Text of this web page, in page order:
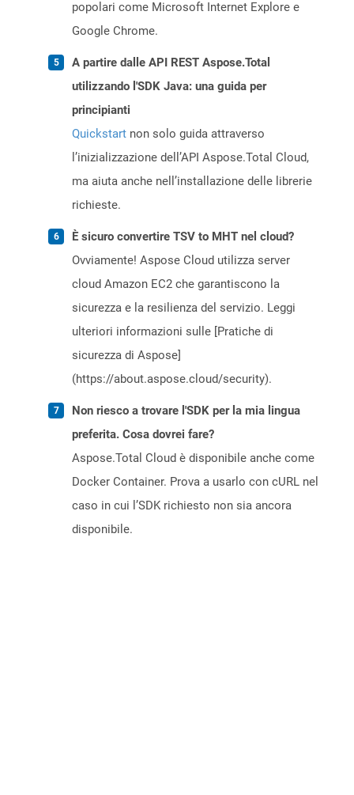
popolari come Microsoft Internet Explore e
Google Chrome.
A partire dalle API REST Aspose.Total
utilizzando l'SDK Java: una guida per
principianti
Quickstart non solo guida attraverso
l’inizializzazione dell’API Aspose.Total Cloud,
ma aiuta anche nell’installazione delle librerie
richieste.
È sicuro convertire TSV to MHT nel cloud?
Ovviamente! Aspose Cloud utilizza server
cloud Amazon EC2 che garantiscono la
sicurezza e la resilienza del servizio. Leggi
ulteriori informazioni sulle [Pratiche di
sicurezza di Aspose]
(https://about.aspose.cloud/security).
Non riesco a trovare l'SDK per la mia lingua
preferita. Cosa dovrei fare?
Aspose.Total Cloud è disponibile anche come
Docker Container. Prova a usarlo con cURL nel
caso in cui l’SDK richiesto non sia ancora
disponibile.